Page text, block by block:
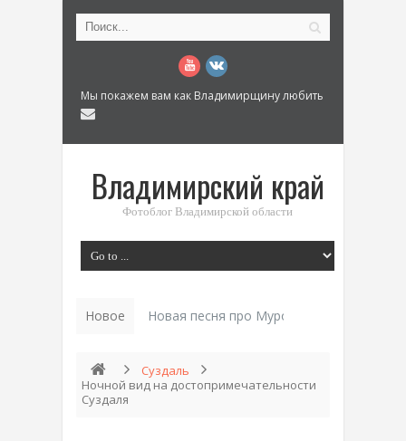
Мы покажем вам как Владимирщину любить
Владимирский край
Фотоблог Владимирской области
Новое Новая песня про Муром: «Былинный
Суздаль
Ночной вид на достопримечательности
Суздаля